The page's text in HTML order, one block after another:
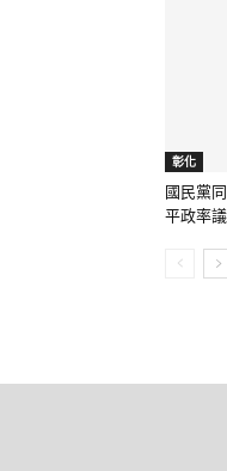
彰化
國民黨
平政率